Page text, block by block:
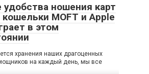
удобства ношения карт
MOFT и Apple
в этом
хранения наших драгоценных
на каждый день, мы все